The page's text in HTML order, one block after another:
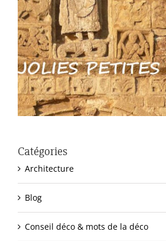
Catégories
Architecture
Blog
Conseil déco & mots de la déco